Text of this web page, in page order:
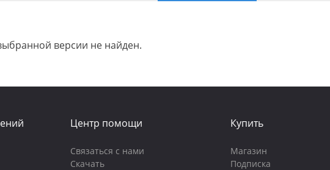
версии не найден.
Центр помощи
Связаться с нами
Скачать
Купить
Магазин
Подписка